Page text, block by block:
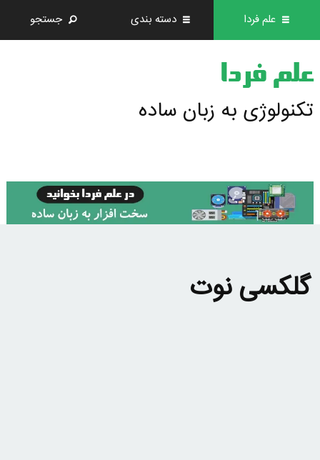
علم فردا دسته بندی جستجو
علم فردا
تکنولوژی به زبان ساده
گلکسی نوت